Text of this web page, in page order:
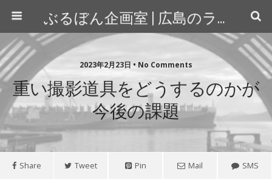
ぶるぼん企画室 | 広島のライター＆カメラマン
2023年2月23日 • No Comments
重い撮影道具をどうするのかが
今後の課題
Share Tweet Pin Mail SMS